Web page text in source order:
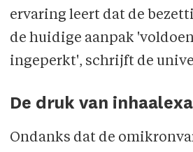
ervaring leert dat de
de huidige aanpak
ingeperkt', schrijft de
De druk van
Ondanks dat de